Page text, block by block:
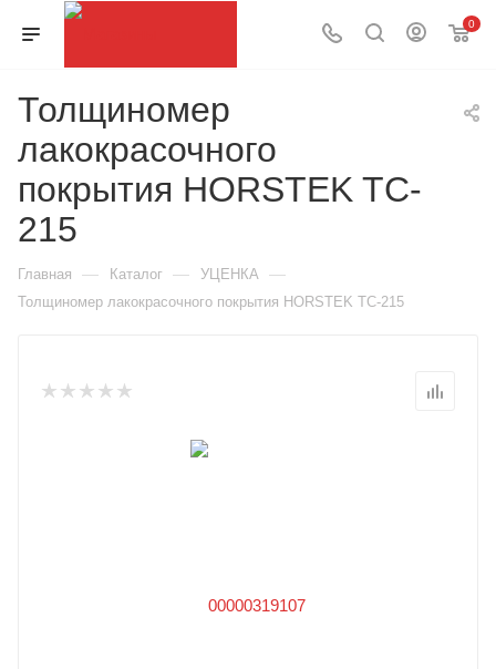
0
Толщиномер
лакокрасочного
покрытия HORSTEK TC-
215
Главная — Каталог — УЦЕНКА —
Толщиномер лакокрасочного покрытия HORSTEK TC-215